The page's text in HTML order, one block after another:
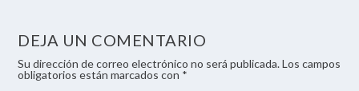
DEJA UN COMENTARIO
Su dirección de correo electrónico no será publicada. Los campos
obligatorios están marcados con *